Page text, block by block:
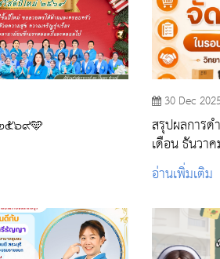
๕๖๙🩵
30 Dec
สรุปผลการด
เดือน ธันว
อ่านเพิ่มเติม